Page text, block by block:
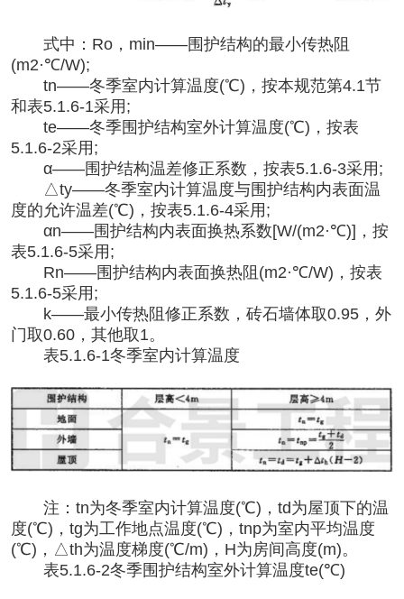
式中： Ro，min——围护结构的最小传热阻
(m2·℃/W);
tn——冬季室内计算温度(℃)，按本规范第4.1节
和表5.1.6-1采用;
te——冬季围护结构室外计算温度(℃)，按表
5.1.6-2采用;
α——围护结构温差修正系数，按表5.1.6-3采用;
△ty——冬季室内计算温度与围护结构内表面温
度的允许温差(℃)，按表5.1.6-4采用;
αn——围护结构内表面换热系数[W/(m2·℃)]，按
表5.1.6-5采用;
Rn——围护结构内表面换热阻(m2·℃/W)，按表
5.1.6-5采用;
k——最小传热阻修正系数，砖石墙体取0.95，外
门取0.60，其他取1。
表5.1.6-1冬季室内计算温度
注： tn为冬季室内计算温度(℃)，td为屋顶下的温
度(℃)，tg为工作地点温度(℃)，tnp为室内平均温度
(℃)，△th为温度梯度(℃/m)，H为房间高度(m)。
表5.1.6-2冬季围护结构室外计算温度te(℃)